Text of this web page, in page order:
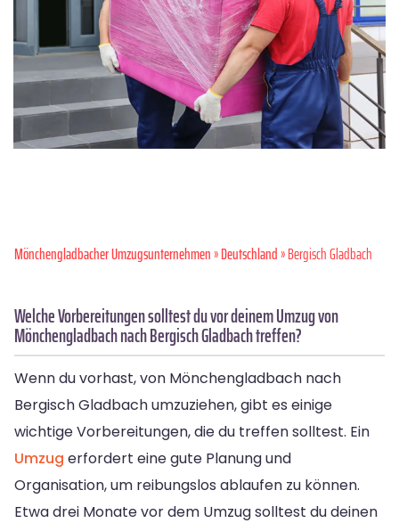
Mönchen­gladbacher Umzugsunternehmen»Deutschland» Bergisch Gladbach
Welche Vorbereitungen solltest du vor deinem Umzug von
Mönchengladbach nach Bergisch Gladbach treffen?
Wenn du vorhast, von Mönchengladbach nach
Bergisch Gladbach umzuziehen, gibt es einige
wichtige Vorbereitungen, die du treffen solltest. Ein
Umzug erfordert eine gute Planung und
Organisation, um reibungslos ablaufen zu können.
Etwa drei Monate vor dem Umzug solltest du deinen